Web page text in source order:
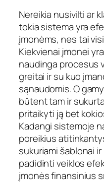
Nereikia nusivilti ar
tokia sistema yra
įmonėms, nes tai
Kiekvienai įmonei
naudinga procesus
greitai ir su kuo
sąnaudomis. O
būtent tam ir
pritaikyti ją bet
Kadangi sistemoje
poreikius
sukuriami šablonai
padidinti veiklos
įmonės finansinius